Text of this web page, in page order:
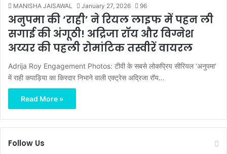
MANISHA JAISAWAL January 27, 2026 96
अनुपमा की ‘राही’ ने रियल लाइफ में पहन ली
सगाई की अंगूठी! अद्रिजा रॉय और विग्नेश
अय्यर की पहली रोमांटिक तस्वीरें वायरल
Adrija Roy Engagement Photos: टीवी के सबसे लोकप्रिय सीरियल ‘अनुपमा’
में राही कपाड़िया का किरदार निभाने वाली एक्ट्रेस अद्रिजा रॉय…
Read More »
Follow Us